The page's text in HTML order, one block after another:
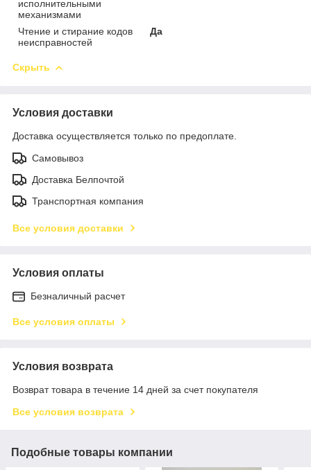
исполнительными
механизмами
Чтение и стирание кодов
неисправностей
Да
Скрыть
Условия доставки
Доставка осуществляется только по предоплате.
Самовывоз
Доставка Белпочтой
Транспортная компания
Все условия доставки
Условия оплаты
Безналичный расчет
Все условия оплаты
Условия возврата
Возврат товара в течение 14 дней за счет покупателя
Все условия возврата
Подобные товары компании